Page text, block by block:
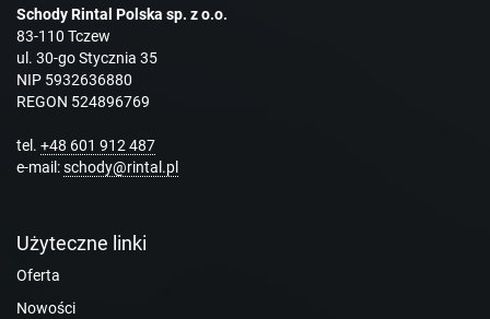
Schody Rintal Polska sp. z o.o.
83-110 Tczew
ul. 30-go Stycznia 35
NIP 5932636880
REGON 524896769
tel. +48 601 912 487
e-mail:schody@rintal.pl
Użyteczne linki
Oferta
Nowości